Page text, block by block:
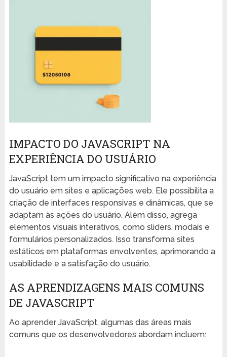
IMPACTO DO JAVASCRIPT NA
EXPERIÊNCIA DO USUÁRIO
JavaScript tem um impacto significativo na experiência
do usuário em sites e aplicações web. Ele possibilita a
criação de interfaces responsivas e dinâmicas, que se
adaptam às ações do usuário. Além disso, agrega
elementos visuais interativos, como sliders, modais e
formulários personalizados. Isso transforma sites
estáticos em plataformas envolventes, aprimorando a
usabilidade e a satisfação do usuário.
AS APRENDIZAGENS MAIS COMUNS
DE JAVASCRIPT
Ao aprender JavaScript, algumas das áreas mais
comuns que os desenvolvedores abordam incluem: